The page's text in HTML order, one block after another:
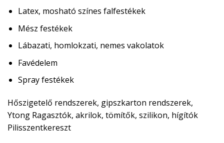
Latex, mosható színes falfestékek
Mész festékek
Lábazati, homlokzati, nemes vakolatok
Favédelem
Spray festékek
Hőszigetelő rendszerek, gipszkarton rendszerek,
Ytong Ragasztók, akrilok, tömítők, szilikon, hígítók
Pilisszentkereszt